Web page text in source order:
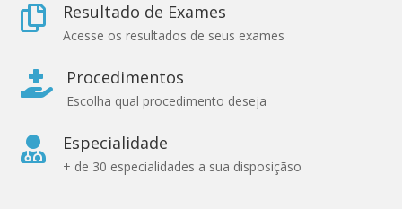
 Resultado de Exames
Acesse os resultados de seus exames
 Procedimentos
Escolha qual procedimento deseja
 Especialidade
+ de 30 especialidades a sua disposiçãso